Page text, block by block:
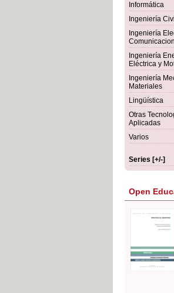
Informática
Ingeniería Civil
Ingeniería
Ingeniería
Eléctrica y
Ingeniería
Materiales
Lingüística
Otras
Aplicadas
Varios
Series [+/-]
Open